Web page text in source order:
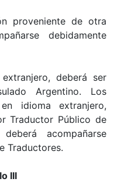
proveniente de otra
debidamente
deberá ser
Argentino. Los
idioma extranjero,
Traductor Público de
acompañarse
Traductores.
III